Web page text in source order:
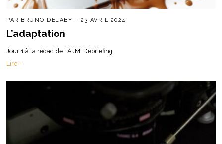
PAR BRUNO DELABY 23 AVRIL 2024
L’adaptation
Jour 1 à la rédac' de l'AJM. Débriefing.
Lire +